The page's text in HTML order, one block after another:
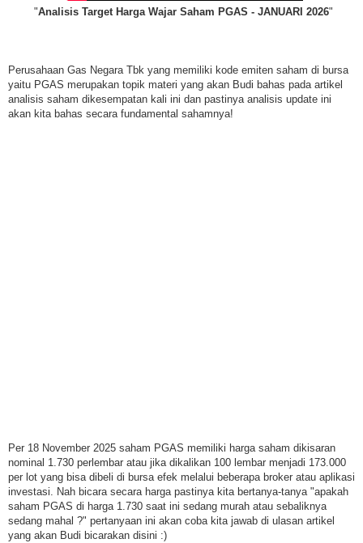
"Analisis Target Harga Wajar Saham PGAS - JANUARI 2026"
Perusahaan Gas Negara Tbk yang memiliki kode emiten saham di bursa
yaitu PGAS merupakan topik materi yang akan Budi bahas pada artikel
analisis saham dikesempatan kali ini dan pastinya analisis update ini
akan kita bahas secara fundamental sahamnya!
Per 18 November 2025 saham PGAS memiliki harga saham dikisaran
nominal 1.730 perlembar atau jika dikalikan 100 lembar menjadi 173.000
per lot yang bisa dibeli di bursa efek melalui beberapa broker atau aplikasi
investasi. Nah bicara secara harga pastinya kita bertanya-tanya "apakah
saham PGAS di harga 1.730 saat ini sedang murah atau sebaliknya
sedang mahal ?" pertanyaan ini akan coba kita jawab di ulasan artikel
yang akan Budi bicarakan disini :)